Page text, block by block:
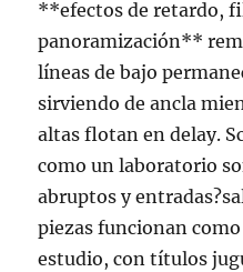
**efectos de retardo,
panoramización**
líneas de bajo
sirviendo de ancla
altas flotan en delay.
como un laboratorio
abruptos y
piezas funcionan
estudio, con títulos